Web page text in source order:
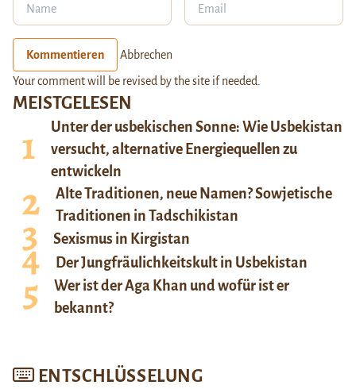
MEISTGELESEN
Unter der usbekischen Sonne: Wie Usbekistan
versucht, alternative Energiequellen zu
entwickeln
Alte Traditionen, neue Namen? Sowjetische
Traditionen in Tadschikistan
Sexismus in Kirgistan
Der Jungfräulichkeitskult in Usbekistan
Wer ist der Aga Khan und wofür ist er
bekannt?
ENTSCHLÜSSELUNG
Kommentieren Abbrechen
Your comment will be revised by the site if needed.